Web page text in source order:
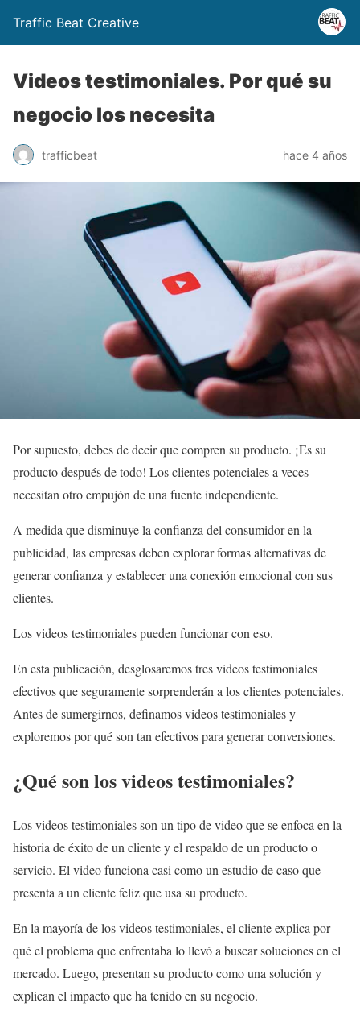
Traffic Beat Creative
Videos testimoniales. Por qué su
negocio los necesita
trafficbeat hace 4 años
Por supuesto, debes de decir que compren su producto. ¡Es su
producto después de todo! Los clientes potenciales a veces
necesitan otro empujón de una fuente independiente.
A medida que disminuye la confianza del consumidor en la
publicidad, las empresas deben explorar formas alternativas de
generar confianza y establecer una conexión emocional con sus
clientes.
Los videos testimoniales pueden funcionar con eso.
En esta publicación, desglosaremos tres videos testimoniales
efectivos que seguramente sorprenderán a los clientes potenciales.
Antes de sumergirnos, definamos videos testimoniales y
exploremos por qué son tan efectivos para generar conversiones.
¿Qué son los videos testimoniales?
Los videos testimoniales son un tipo de video que se enfoca en la
historia de éxito de un cliente y el respaldo de un producto o
servicio. El video funciona casi como un estudio de caso que
presenta a un cliente feliz que usa su producto.
En la mayoría de los videos testimoniales, el cliente explica por
qué el problema que enfrentaba lo llevó a buscar soluciones en el
mercado. Luego, presentan su producto como una solución y
explican el impacto que ha tenido en su negocio.